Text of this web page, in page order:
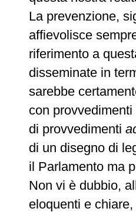
La prevenzione,
affievolisce
riferimento a
disseminate in
sarebbe
con
di provvedimenti
di un disegno di
il Parlamento ma
Non vi è dubbio,
eloquenti e